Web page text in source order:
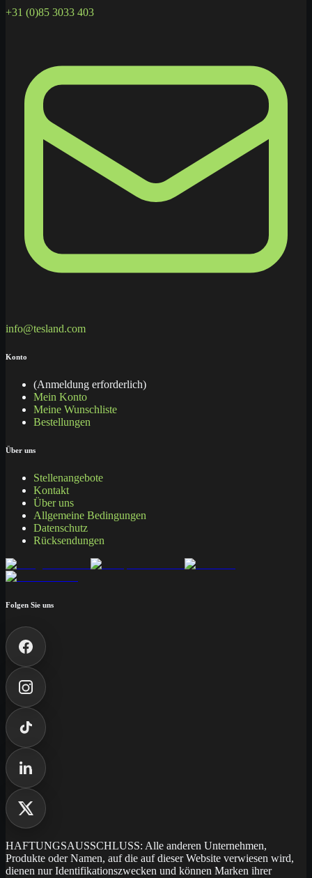
+31 (0)85 3033 403
info@tesland.com
Konto
(Anmeldung erforderlich)
Mein Konto
Meine Wunschliste
Bestellungen
Über uns
Stellenangebote
Kontakt
Über uns
Allgemeine Bedingungen
Datenschutz
Rücksendungen
Folgen Sie uns
HAFTUNGSAUSSCHLUSS: Alle anderen Unternehmen,
Produkte oder Namen, auf die auf dieser Website verwiesen wird,
dienen nur Identifikationszwecken und können Marken ihrer